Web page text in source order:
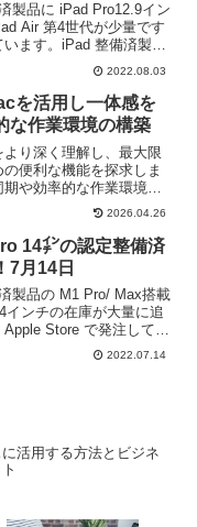
製品に iPad Pro12.9イン
Air 第4世代が少量です
ます。iPad 整備済製品
外装とバッテリーが新品
る点が特徴です。旧モデ
待っていた方は要チェ
2022.08.03
を活用し一体感を
な作業環境の構築
り深く理解し、最大限
便利な機能を探求しま
や効率的な作業環境の
たちのデジタルライフを
効率的なものに！
2026.04.26
14㌅の認定整備済
7月14日
製品の M1 Pro/ Max搭載
インチの在庫が大量に追
Apple Store で発注しても
は発送が1ヶ月先ですの
ならば早期に手に入れる
2022.07.14
活用する方法とビジネ